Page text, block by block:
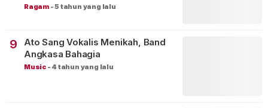
Ragam -5 tahun yang lalu
9
Ato Sang Vokalis Menikah, Band
Angkasa Bahagia
Music - 4 tahun yang lalu